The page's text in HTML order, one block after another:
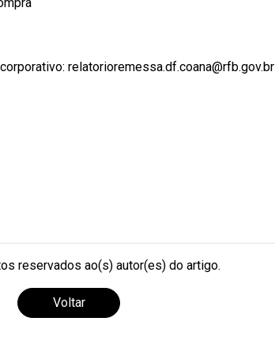
relatorioremessa.df.coana@rfb.gov.br
reservados ao(s) autor(es) do artigo.
Voltar